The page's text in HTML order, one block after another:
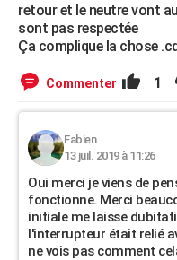
retour et le neutre vont
sont pas respectée
Ça complique la chose
Commenter 1
Fabien
13 juil. 2019 à 11:26
Oui merci je viens de
fonctionne. Merci
initiale me laisse
l'interrupteur était relié
ne vois pas comment